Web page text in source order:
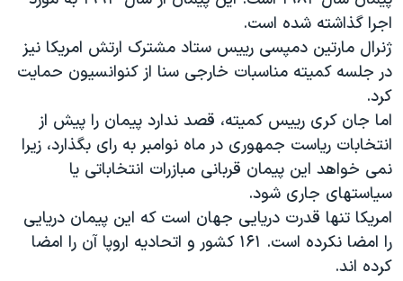
اجرا گذاشته شده است.
ژنرال مارتین دمپسی رییس ستاد مشترک ارتش امریکا نیز
در جلسه کمیته مناسبات خارجی سنا از کنوانسیون حمایت
کرد.
اما جان کری رییس کمیته، قصد ندارد پیمان را پیش از
انتخابات ریاست جمهوری در ماه نوامبر به رای بگذارد، زیرا
نمی خواهد این پیمان قربانی مبازرات انتخاباتی یا
سیاستهای جاری شود.
امریکا تنها قدرت دریایی جهان است که این پیمان دریایی
را امضا نکرده است. ۱۶۱ کشور و اتحادیه اروپا آن را امضا
کرده اند.